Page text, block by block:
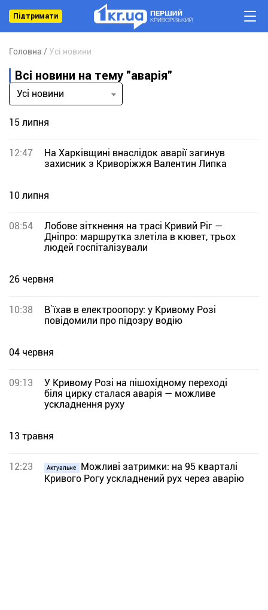
Підтримати
Головна Усі новини
Всі новини на тему "аварія"
Усі новини
15 липня
12:47
На Харківщині внаслідок аварії загинув
захисник з Криворіжжя Валентин Липка
10 липня
08:54
Лобове зіткнення на трасі Кривий Ріг —
Дніпро: маршрутка злетіла в кювет, трьох
людей госпіталізували
26 червня
10:38
В`їхав в електроопору: у Кривому Розі
повідомили про підозру водію
04 червня
09:13
У Кривому Розі на пішохідному переході
біля цирку сталася аварія — можливе
ускладнення руху
13 травня
12:23 Актуальне
Можливі затримки: на 95 кварталі
Кривого Рогу ускладнений рух через аварію